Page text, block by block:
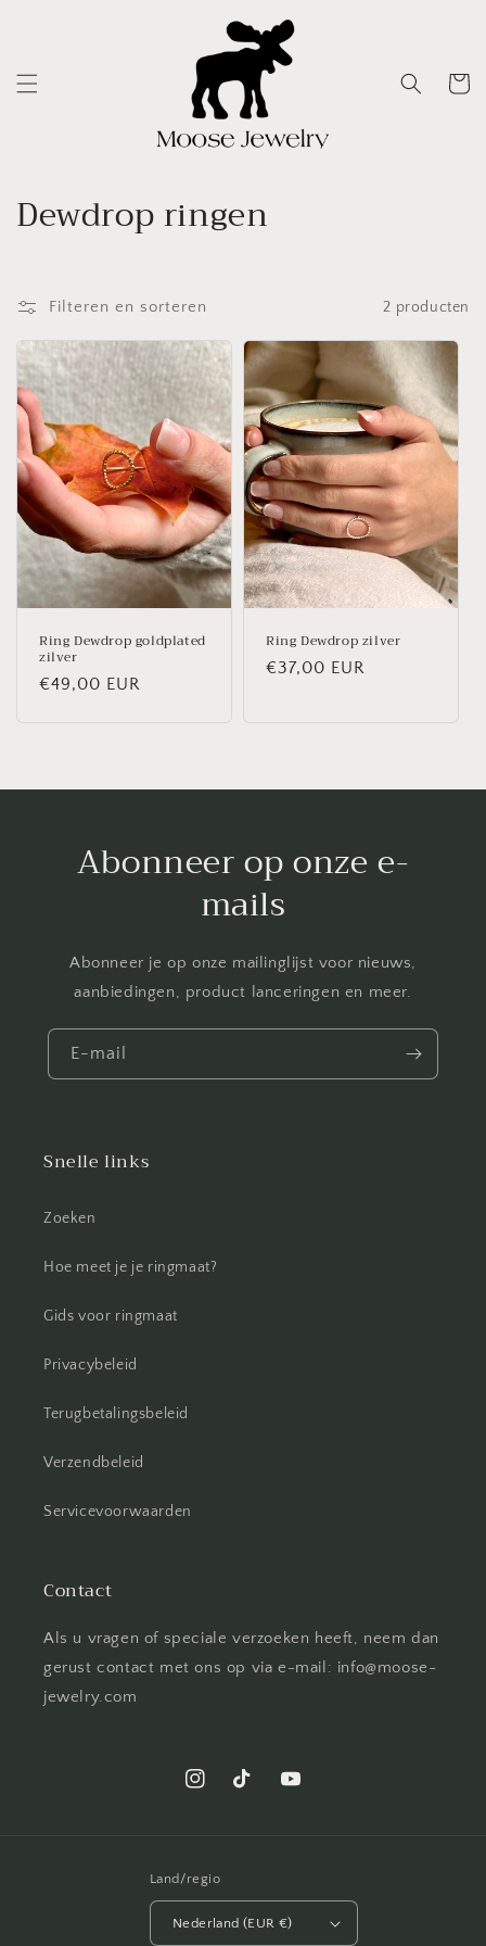
V
r
z
a
m
e
l
i
n
Dewdrop ringen
Filteren en sorteren 2 producten
Ring Dewdrop goldplated
zilver
Normale
€49,00 EUR
Ring Dewdrop zilver
Normale
€37,00 EUR
Abonneer op onze e-
mails
Abonneer je op onze mailinglijst voor nieuws,
aanbiedingen, product lanceringen en meer.
E-mail
Snelle links
Zoeken
Hoe meet je je ringmaat?
Gids voor ringmaat
Privacybeleid
Terugbetalingsbeleid
Verzendbeleid
Servicevoorwaarden
Contact
Als u vragen of speciale verzoeken heeft, neem dan
gerust contact met ons op via e-mail: info@moose-
jewelry.com
Land/regio
Nederland (EUR €)